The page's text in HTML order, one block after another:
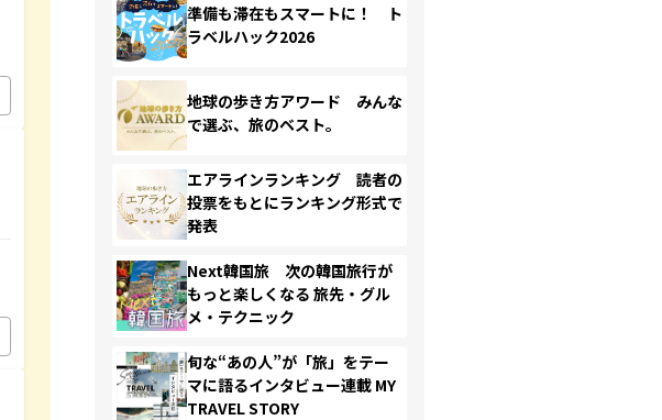
準備も滞在もスマートに！ ト
ラベルハック2026
地球の歩き方アワード みんな
で選ぶ、旅のベスト。
エアラインランキング 読者の
投票をもとにランキング形式で
発表
Next韓国旅 次の韓国旅行が
もっと楽しくなる 旅先・グル
メ・テクニック
旬な“あの人”が「旅」をテー
マに語るインタビュー連載 MY
TRAVEL STORY